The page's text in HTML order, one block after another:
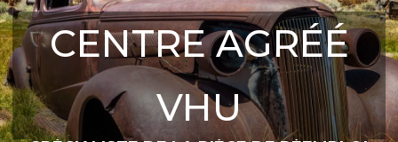
CENTRE AGRÉÉ
VHU